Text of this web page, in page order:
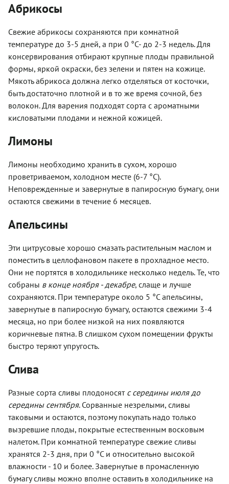
Абрикосы
Свежие абрикосы сохраняются при комнатной
температуре до 3-5 дней, а при 0 °С- до 2-3 недель. Для
консервирования отбирают крупные плоды правильной
формы, яркой окраски, без зелени и пятен на кожице.
Мякоть абрикоса должна легко отделяться от косточки,
быть достаточно плотной и в то же время сочной, без
волокон. Для варения подходят сорта с ароматными
кисловатыми плодами и нежной кожицей.
Лимоны
Лимоны необходимо хранить в сухом, хорошо
проветриваемом, холодном месте (6-7 °С).
Неповрежденные и завернутые в папиросную бумагу, они
остаются свежими в течение 6 месяцев.
Апельсины
Эти цитрусовые хорошо смазать растительным маслом и
поместить в целлофановом пакете в прохладное место.
Они не портятся в холодильнике несколько недель. Те, что
собраны в конце ноября - декабре, слаще и лучше
сохраняются. При температуре около 5 °С апельсины,
завернутые в папиросную бумагу, остаются свежими 3-4
месяца, но при более низкой на них появляются
коричневые пятна. В слишком сухом помещении фрукты
быстро теряют упругость.
Слива
Разные сорта сливы плодоносят с середины июля до
середины сентября. Сорванные незрелыми, сливы
таковыми и остаются, поэтому покупать надо только
вызревшие плоды, покрытые естественным восковым
налетом. При комнатной температуре свежие сливы
хранятся 2-3 дня, при 0 °C и относительно высокой
влажности - 10 и более. Завернутые в промасленную
бумагу сливы можно вполне оставить в холодильнике на